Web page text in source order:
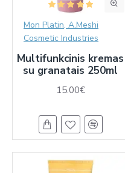
Mon Platin, A.Meshi
Cosmetic Industries
Multifunkcinis kremas
su granatais 250ml
15.00€